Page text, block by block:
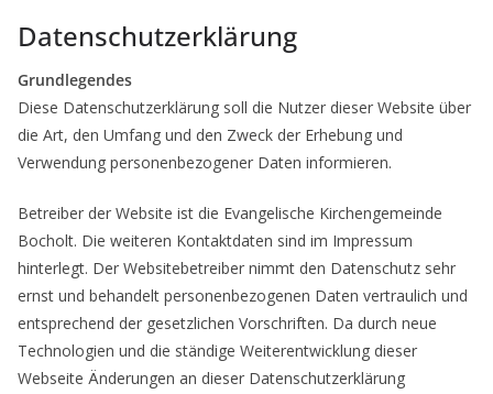
Datenschutzerklärung
Grundlegendes
Diese Datenschutzerklärung soll die Nutzer dieser Website über
die Art, den Umfang und den Zweck der Erhebung und
Verwendung personenbezogener Daten informieren.
Betreiber der Website ist die Evangelische Kirchengemeinde
Bocholt. Die weiteren Kontaktdaten sind im Impressum
hinterlegt. Der Websitebetreiber nimmt den Datenschutz sehr
ernst und behandelt personenbezogenen Daten vertraulich und
entsprechend der gesetzlichen Vorschriften. Da durch neue
Technologien und die ständige Weiterentwicklung dieser
Webseite Änderungen an dieser Datenschutzerklärung